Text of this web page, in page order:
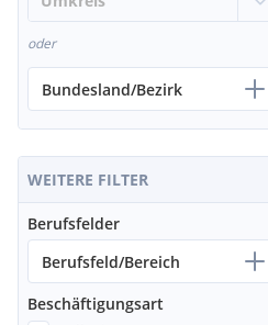
oder
Bundesland/Bezirk
WEITERE FILTER
Berufsfelder
Berufsfeld/Bereich
Beschäftigungsart